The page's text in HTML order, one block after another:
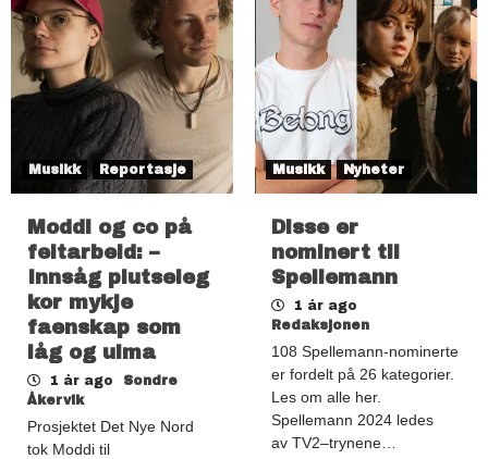
Musikk Reportasje
Moddi og co på
feltarbeid: –
Innsåg plutseleg
kor mykje
faenskap som
låg og ulma
1 år ago
Sondre
Åkervik
Prosjektet Det Nye Nord
tok Moddi til
Musikk Nyheter
Disse er
nominert til
Spellemann
1 år ago
Redaksjonen
108 Spellemann-nominerte
er fordelt på 26 kategorier.
Les om alle her.
Spellemann 2024 ledes
av TV2–trynene…